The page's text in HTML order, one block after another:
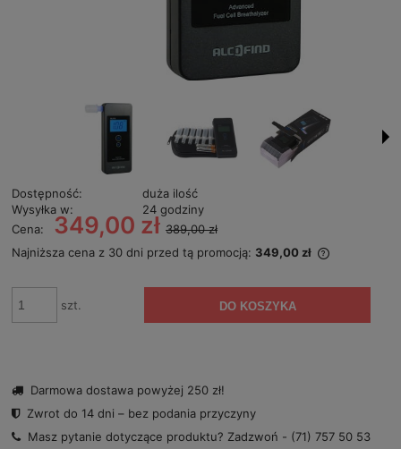
Dostępność:
duża ilość
Wysyłka w:
24 godziny
Cena:
349,00 zł 389,00 zł
Najniższa cena z 30 dni przed tą promocją: 349,00 zł
niż 30 dni,
się w
szt. DO KOSZYKA
Darmowa dostawa powyżej 250 zł!
Zwrot do 14 dni – bez podania przyczyny
Masz pytanie dotyczące produktu? Zadzwoń - (71) 757 50 53